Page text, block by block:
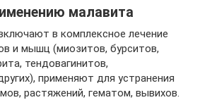
малавита
в комплексное лечение
и мышц (миозитов, бурситов,
тендовагинитов,
применяют для устранения
растяжений, гематом, вывихов.